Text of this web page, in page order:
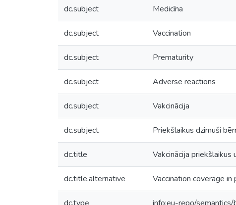
dc.subject Medicīna
dc.subject Vaccination
dc.subject Prematurity
dc.subject Adverse reactions
dc.subject Vakcinācija
dc.subject Priekšlaikus dzimuši
dc.title Vakcinācija priekšlaikus
dc.title.alternative Vaccination coverage